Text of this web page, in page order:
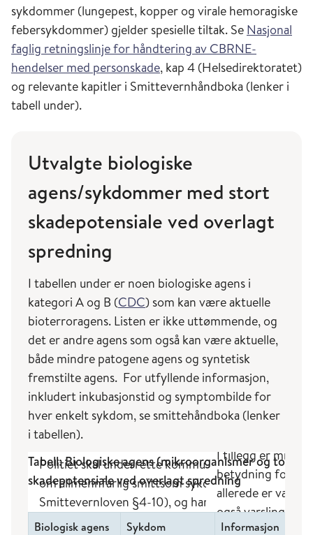
sykdommer (lungepest, kopper og virale hemoragiske
febersykdommer) gjelder spesielle tiltak. Se Nasjonal
faglig retningslinje for håndtering av CBRNE-
hendelser med personskade, kap 4 (Helsedirektoratet)
og relevante kapitler i Smittevernhåndboka (lenker i
tabell under).
Utvalgte biologiske
agens/sykdommer med stort
skadepotensiale ved overlagt
spredning
I tabellen under er noen biologiske agens i
kategori A og B (CDC) som kan være aktuelle
bioterroragens. Listen er ikke uttømmende, og
det er andre agens som også kan være aktuelle,
både mindre patogene agens og syntetisk
fremstilte agens. For utfyllende informasjon,
inkludert inkubasjonstid og symptombilde for
hver enkelt sykdom, se smittehåndboka (lenker
i tabellen).
Tabell: Biologiske agens (mikroorganismer og
skadepotensiale ved overlagt spredning
Biologisk agens Sykdom Informasjon